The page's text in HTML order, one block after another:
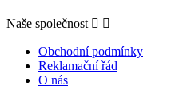
Naše společnost  
Obchodní podmínky
Reklamační řád
O nás